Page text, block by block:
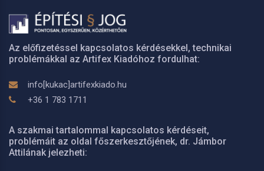
Az előfizetéssel kapcsolatos kérdésekkel, technikai
problémákkal az Artifex Kiadóhoz fordulhat:
info[kukac]artifexkiado.hu
+36 1 783 1711
A szakmai tartalommal kapcsolatos kérdéseit,
problémáit az oldal főszerkesztőjének, dr. Jámbor
Attilának jelezheti: